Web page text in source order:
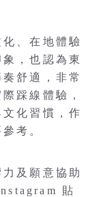
、在地體驗
，也認為東
舒適，非常
踩線體驗，
化習慣，作
考。
及願意協助
貼